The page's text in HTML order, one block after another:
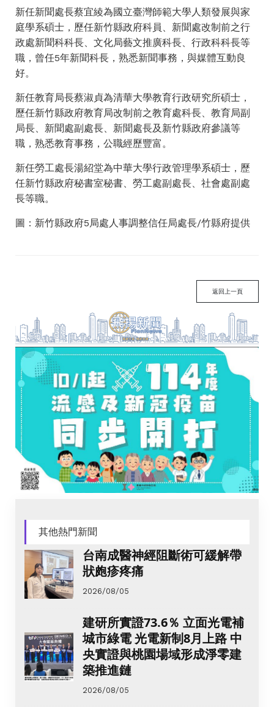
新任新聞處長蔡宜綾為國立臺灣師範大學人類發展與家
庭學系碩士，歷任新竹縣政府科員、新聞處改制前之行
政處新聞科科長、文化局藝文推廣科長、行政科科長等
職，曾任5年新聞科長，熟悉新聞事務，與媒體互動良
好。
新任教育局長蔡淑貞為清華大學教育行政研究所碩士，
歷任新竹縣政府教育局改制前之教育處科長、教育局副
局長、新聞處副處長、新聞處長及新竹縣政府參議等
職，熟悉教育事務，公職經歷豐富。
新任勞工處長湯紹堂為中華大學行政管理學系碩士，歷
任新竹縣政府秘書室秘書、勞工處副處長、社會處副處
長等職。
圖：新竹縣政府5局處人事調整信任局處長/竹縣府提供
返回上一頁
其他熱門新聞
台南成醫神經阻斷術可緩解帶
狀皰疹疼痛
2026/08/05
建研所實證73.6％ 立面光電補
城市綠電 光電新制8月上路 中
央實證與桃園場域形成淨零建
築推進鏈
2026/08/05